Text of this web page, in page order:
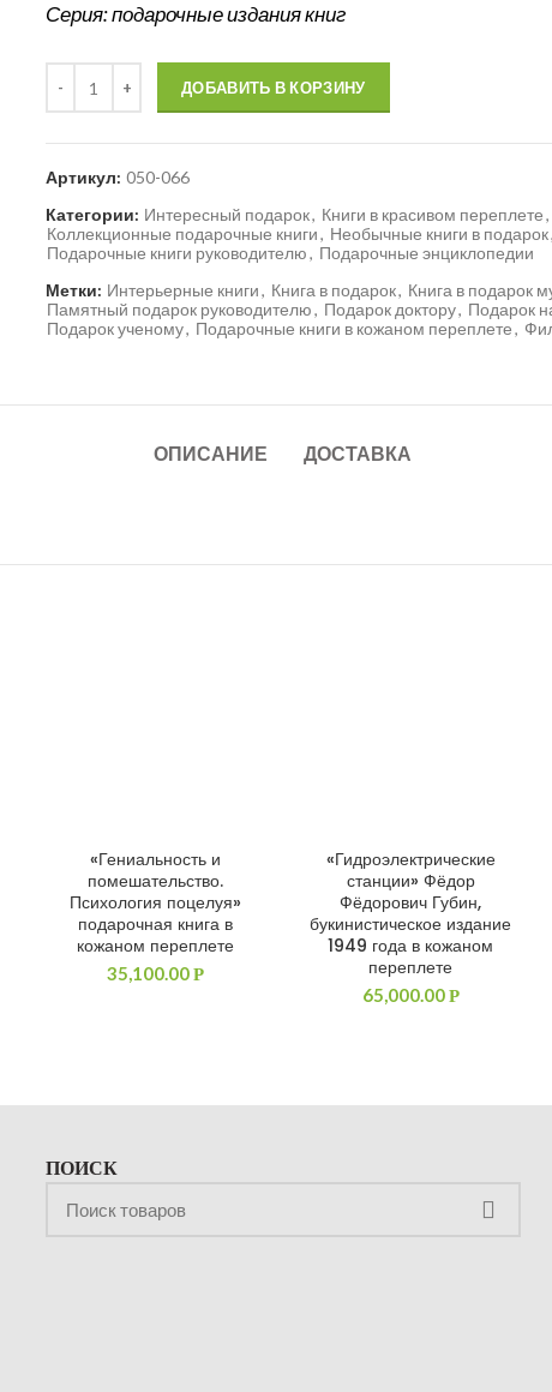
Серия: подарочные издания книг
ДОБАВИТЬ В КОРЗИНУ
Артикул: 050-066
Категории: Интересный подарок, Книги в красивом переплете,
Коллекционные подарочные книги, Необычные книги в подарок,
Подарочные книги руководителю, Подарочные энциклопедии
Метки: Интерьерные книги, Книга в подарок, Книга в подарок
Памятный подарок руководителю, Подарок доктору, Подарок
Подарок ученому, Подарочные книги в кожаном переплете,
ОПИСАНИЕ ДОСТАВКА
ДОБАВИТЬ В КОРЗИНУ
«Гениальность и
помешательство.
Психология поцелуя»
подарочная книга в
кожаном переплете
35,100.00Р
ДОБАВИТЬ В КОРЗИНУ
«Гидроэлектрические
станции» Фёдор
Фёдорович Губин,
букинистическое издание
1949 года в кожаном
переплете
65,000.00Р
ПОИСК